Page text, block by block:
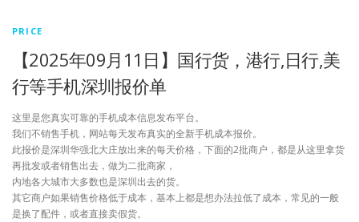
PRICE
【2025年09月11日】国行货，港行,日行,美
行等手机深圳报价单
这里是您真实可靠的手机成本信息发布平台。
我们不销售手机，网站每天发布真实的全新手机成本报价。
此报价是深圳华强北大庄放出来的每天价格，下面的2批商户，都是从这里拿货
再批发或者销售出去，做为二批商家，
内地各大城市大多数也是深圳出去的货。
其它商户如果销售价格低于成本，基本上都是想办法拉低了成本，常见的一般
是换了配件，或者直接卖假货。